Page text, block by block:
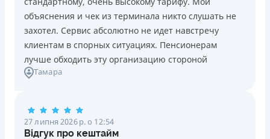
Ліцензія НБУ №10
Вся інформація про кредит
Знижена процентна ставка 0,01% в день для нових
клієнтів на період від 3 до 30 днів (після цього діє
стандартна ставка 1%)
Запитуються лише дані паспорта, ІПН, номер
банківської картки й телефону
Оформляються кредити онлайн 24/7. Розглядаються
кредитною історією
Переказуються гроші на банківську картку відразу
объяснения и чек из терминала никто слушать не
захотел. Сервис абсолютно не идет навстречу
клиентам в спорных ситуациях. Пенсионерам
лучше обходить эту организацию стороной
Тамара
27 липня 2026 р. о 12:54
Відгук про кештайм